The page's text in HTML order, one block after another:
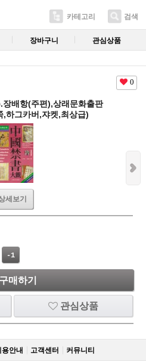
카테고리 검색
장바구니 관심상품
0
배항(주편),상래문화출판
하그카버,쟈켓,최상급)
세보기
-1
구매하기
관심상품
용안내 고객센터 커뮤니티